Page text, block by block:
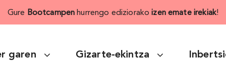
Gure Bootcampen hurrengo ediziorakoizen emate irekiak!
garen Gizarte-ekintza